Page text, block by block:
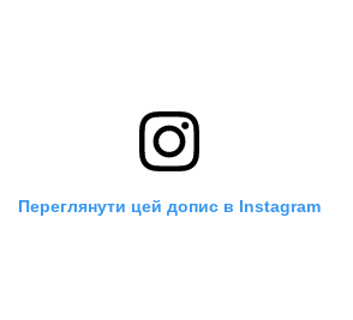
Переглянути цей допис в Instagram